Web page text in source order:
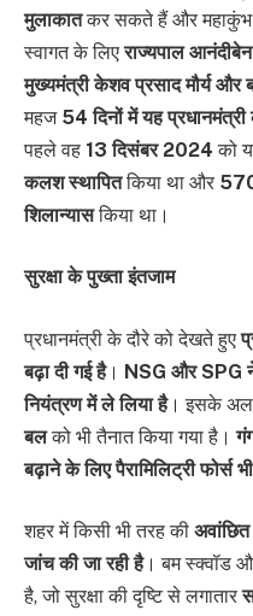
मुलाकातकर सकते हैं और महाकुंभ
स्वागत के लिएराज्यपाल
मुख्यमंत्री केशव प्रसाद मौर्य और
महज 54 दिनों में यह प्रधानमंत्री
पहले वह 13 दिसंबर 2024 को
कलश स्थापितकिया था और
शिलान्यासकिया था।
सुरक्षा के पुख्ता इंतजाम
प्रधानमंत्री के दौरे को देखते हुए
बढ़ा दी गई है। NSG और SPG
नियंत्रण में ले लिया है। इसके
बलको भी तैनात किया गया है।
बढ़ाने के लिए पैरामिलिट्री फोर्स
शहर में किसी भी तरह की अवांछित
जांच की जा रही है। बम स्क्वॉड
है, जो सुरक्षा की दृष्टि से लगातार